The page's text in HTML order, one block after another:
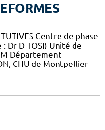
Centre de phase
: Dr D TOSI) Unité de
Département
CHU de Montpellier